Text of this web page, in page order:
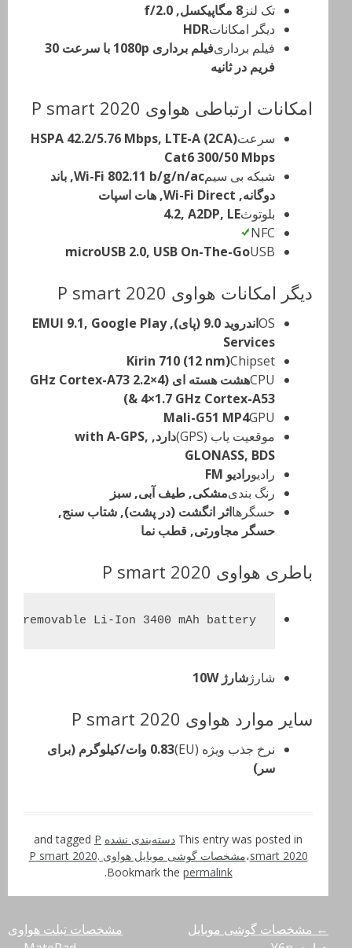
تک لنز 8 مگاپیکسل, f/2.0
دیگر امکاناتHDR
فیلم برداری
فیلم برداری 1080p با سرعت 30
فریم در ثانیه
امکانات ارتباطی هواوی P smart 2020
سرعتHSPA 42.2/5.76 Mbps, LTE-A (2CA)
Cat6 300/50 Mbps
شبکه بی سیم
Wi-Fi 802.11 b/g/n/ac, باند
دوگانه, Wi-Fi Direct, هات اسپات
بلوتوث4.2, A2DP, LE
NFC
USB
microUSB 2.0, USB On-The-Go
دیگر امکانات هواوی P smart 2020
OS
اندروید 9.0 (پای), EMUI 9.1, Google Play
Services
Chipset
Kirin 710 (12 nm)
CPU
هشت هسته ای (4×2.2 GHz Cortex-A73
& 4×1.7 GHz Cortex-A53)
GPU
Mali-G51 M‍P4
موقعیت یاب (GPS)
دارد, with A-GPS,
GLONASS, BDS
رادیورادیو FM
رنگ بندیمشکی, طیف آبی, سبز
حسگرهااثر انگشت (در پشت), شتاب سنج,
حسگر مجاورتی, قطب نما
باطری هواوی P smart 2020
removable Li-Ion 3400 mAh battery
شارژشارژ 10W
سایر موارد هواوی P smart 2020
نرخ جذب ویژه (EU)
0.83 وات/کیلوگرم (برای
سر)
This entry was posted in دسته‌بندی نشده P
smart 2020،مشخصات گوشی موبایل هواوی P smart 2020 .
Bookmark the permalink
.
راهبری
← مشخصات گوشی موبایل
مشخصات تبلت هواوی